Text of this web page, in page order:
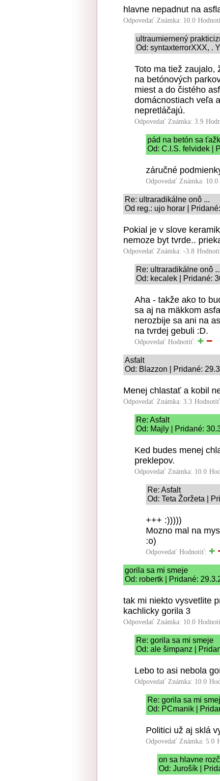
hlavne nepadnut na
Odpovedať Známka: 10.0
ultraumiernený
Od: syntaxterrorXXX, .
Toto ma tiež zaujalo,
na betónových
miest a do čistého
domácnostiach veľa
nepretláčajú.
Odpovedať Známka: 3.9
pád na betón sa
Od: C.I.S. felvidek |
záručné
Odpovedať Známka: 10.0
Re: ultraradikálne onô ...
Od reg.: ujo horar |
Pokial je v slove
nemoze byt tvrde..
Odpovedať Známka: -3.8
Re: ultraradikálne onô
Od: kecalek | Pridané:
Aha - takže ako to
sa aj na mäkkom
nerozbije sa ani na
na tvrdej gebuli :D.
Odpovedať Hodnotiť:
Asfalt
Od: Blazzon | Pridané:
Menej chlastať a kobil
Odpovedať Známka: 3.3
Re: Asfalt
Od: Majly | Pridané:
Ked budes menej
preklepov.
Odpovedať Známka: 10.0
Re: Asfalt
Od: Teta Žoržeta |
+++ :)))))
Mozno mal na
:o)
Odpovedať Hodnotiť:
gorila sa mi smeje
Od: robertk | Pridané:
tak mi niekto vysvetlite
kachlicky gorila 3
Odpovedať Známka: 10.0
Re: gorila sa mi smeje
Od: ale šimpanz |
Lebo to asi nebola
Odpovedať Známka: 10.0
Re: gorila sa mi
Od: PCmanik |
Politici už aj sklá
Odpovedať Známka: 5.0
on sa hlavne
Od: Jurošík |